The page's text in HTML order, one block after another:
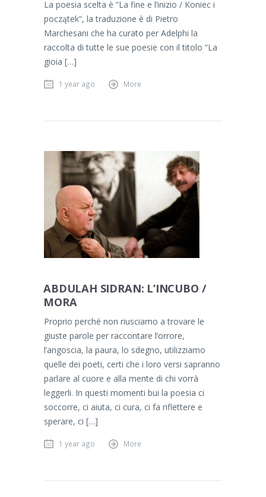
La poesia scelta è “La fine e l’inizio / Koniec i
początek“, la traduzione è di Pietro
Marchesani che ha curato per Adelphi la
raccolta di tutte le sue poesie con il titolo “La
gioia […]
1 year ago More
ABDULAH SIDRAN: L’INCUBO /
MORA
Proprio perché non riusciamo a trovare le
giuste parole per raccontare l’orrore,
l’angoscia, la paura, lo sdegno, utilizziamo
quelle dei poeti, certi che i loro versi sapranno
parlare al cuore e alla mente di chi vorrà
leggerli. In questi momenti bui la poesia ci
soccorre, ci aiuta, ci cura, ci fa riflettere e
sperare, ci […]
1 year ago More